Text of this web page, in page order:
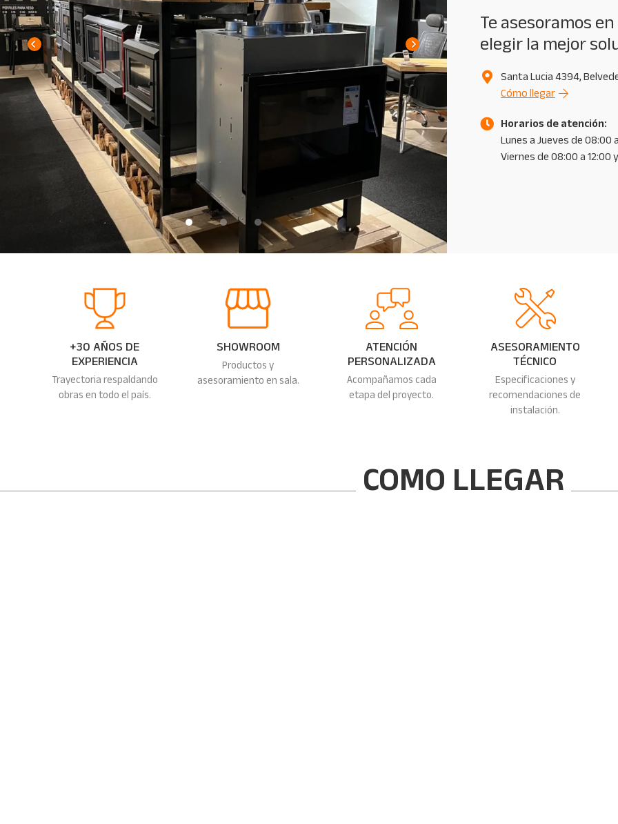
Te asesoramos
elegir la mejor
Santa Lucia 4394,
Cómo llegar
Horarios de atención:
Lunes a Jueves de 08:00
Viernes de 08:00 a 12:00
+30 AÑOS DE
EXPERIENCIA
Trayectoria respaldando
obras en todo el país.
SHOWROOM
Productos y
asesoramiento en sala.
ATENCIÓN
PERSONALIZADA
Acompañamos cada
etapa del proyecto.
ASESORAMIENTO
TÉCNICO
Especificaciones y
recomendaciones de
instalación.
COMO LLEGAR